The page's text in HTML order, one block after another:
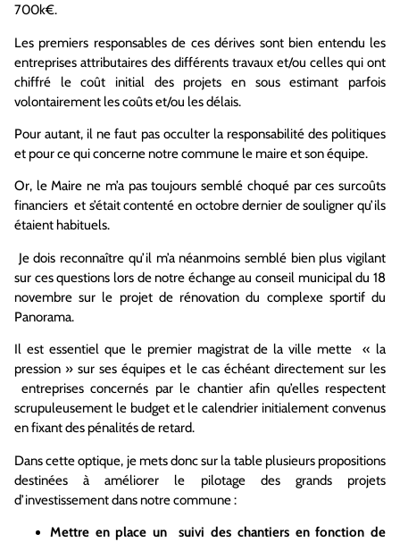
700k€.
Les premiers responsables de ces dérives sont bien entendu les
entreprises attributaires des différents travaux et/ou celles qui ont
chiffré le coût initial des projets en sous estimant parfois
volontairement les coûts et/ou les délais.
Pour autant, il ne faut pas occulter la responsabilité des politiques
et pour ce qui concerne notre commune le maire et son équipe.
Or, le Maire ne m’a pas toujours semblé choqué par ces surcoûts
financiers et s’était contenté en octobre dernier de souligner qu’ils
étaient habituels.
Je dois reconnaître qu’il m’a néanmoins semblé bien plus vigilant
sur ces questions lors de notre échange au conseil municipal du 18
novembre sur le projet de rénovation du complexe sportif du
Panorama.
Il est essentiel que le premier magistrat de la ville mette « la
pression » sur ses équipes et le cas échéant directement sur les
entreprises concernés par le chantier afin qu’elles respectent
scrupuleusement le budget et le calendrier initialement convenus
en fixant des pénalités de retard.
Dans cette optique, je mets donc sur la table plusieurs propositions
destinées à améliorer le pilotage des grands projets
d’investissement dans notre commune :
Mettre en place un suivi des chantiers en fonction de